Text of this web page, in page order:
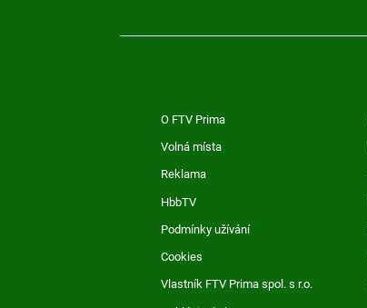
O FTV Prima
Volná místa
Reklama
HbbTV
Podmínky užívání
Cookies
Vlastník FTV Prima spol. s r.o.